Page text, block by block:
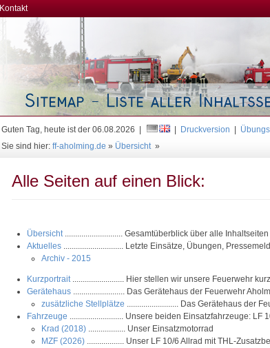
Kontakt
Guten Tag, heute ist der 06.08.2026 | Druckversion
Sie sind hier: ff-aholming.de » Übersicht»
Alle Seiten auf einen Blick:
Übersicht............................ Gesamtüberblick über alle
Aktuelles............................. Letzte Einsätze, Übungen,
Archiv - 2015
Kurzportrait......................... Hier stellen wir unsere Feuerwehr
Gerätehaus......................... Das Gerätehaus der Feuerwehr
zusätzliche Stellplätze ......................... Das Gerätehaus der
Fahrzeuge .......................... Unsere beiden Einsatzfahrzeuge: LF
Krad (2018) .................. Unser Einsatzmotorrad
MZF (2026) .................. Unser LF 10/6 Allrad mit THL-